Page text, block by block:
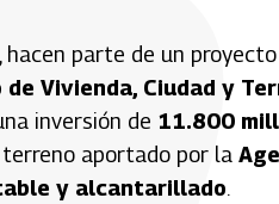
hacen parte de un
Vivienda, Ciudad y
inversión de 11.800
terreno aportado por la
y alcantarillado.